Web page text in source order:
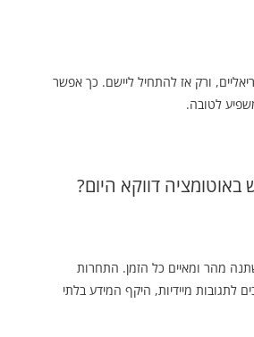
ורק אז להתחיל ליישם. כך אפשר
לטובה.
דווקא היום?
מהר ומאיים כל הזמן. התחרות
לתגובות מיידיות, היקף המידע בלתי